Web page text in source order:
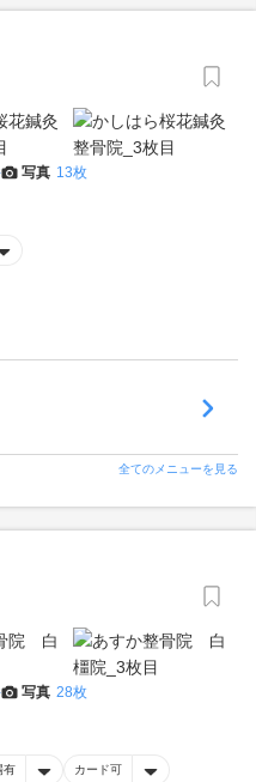
写真 13枚
全てのメニューを見る
写真 28枚
有 カード可